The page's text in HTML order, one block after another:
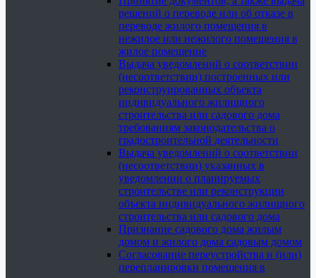
решений о переводе или об отказе в
переводе жилого помещения в
нежилое или нежилого помещения в
жилое помещение
Выдача уведомлений о соответствии
(несоответствии) построенных или
реконструированных объекта
индивидуального жилищного
строительства или садового дома
требованиям законодательства о
градостроительной деятельности
Выдача уведомлений о соответствии
(несоответствии) указанных в
уведомлении о планируемых
строительстве или реконструкции
объекта индивидуального жилищного
строительства или садового дома
Признание садового дома жилым
домом и жилого дома садовым домом
Согласование переустройства и (или)
перепланировки помещения в